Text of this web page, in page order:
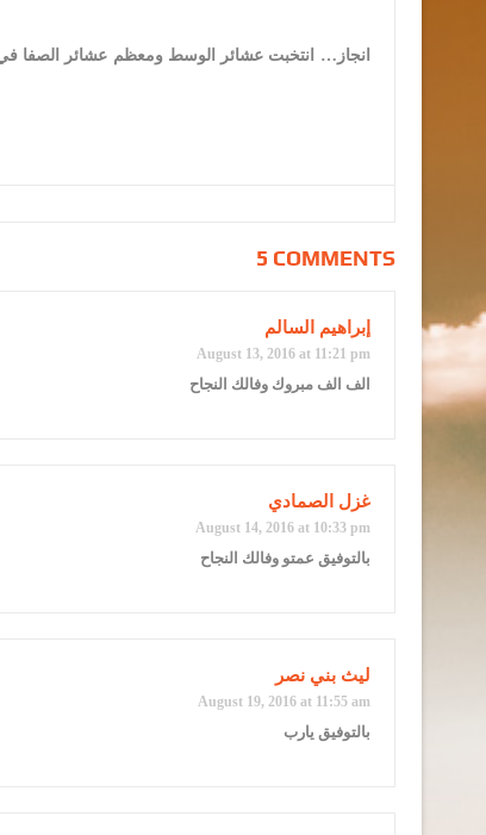
انجاز… انتخبت عشائر الوسط ومعظم عشائر الصفا
5 COMMENTS
إبراهيم السالم
August 13, 2016 at 11:21 pm
الف الف مبروك وفالك النجاح
غزل الصمادي
August 14, 2016 at 10:33 pm
بالتوفيق عمتو وفالك النجاح
ليث بني نصر
August 19, 2016 at 11:55 am
بالتوفيق يارب